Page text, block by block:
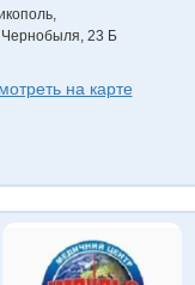
Чернобыля, 23 Б
на карте